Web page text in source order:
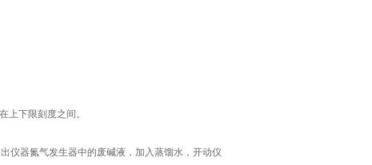
上下限刻度之间。
仪器氮气发生器中的废碱液，加入蒸馏水，开动仪